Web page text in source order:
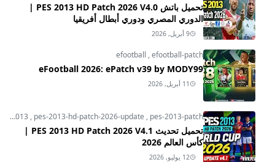
تحميل باتش PES 2013 HD Patch 2026 V4.0 |
الدوري المصري ودوري أبطال أفريقيا
9 أبريل, 2026
efootball ,efootball-patch
eFootball 2026: ePatch v39 by MODY99
11 أبريل, 2026
pes-2013 , pes-2013-hd-patch-2026-update , pes-2013-patch
تحميل تحديث PES 2013 HD Patch 2026 V4.1 |
كأس العالم 2026
12 يوليو, 2026